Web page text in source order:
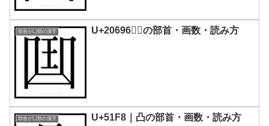
部首が凵部の漢字 U+20696｜𠚖の部首・画数・読み方
部首が凵部の漢字 U+51F8｜凸の部首・画数・読み方